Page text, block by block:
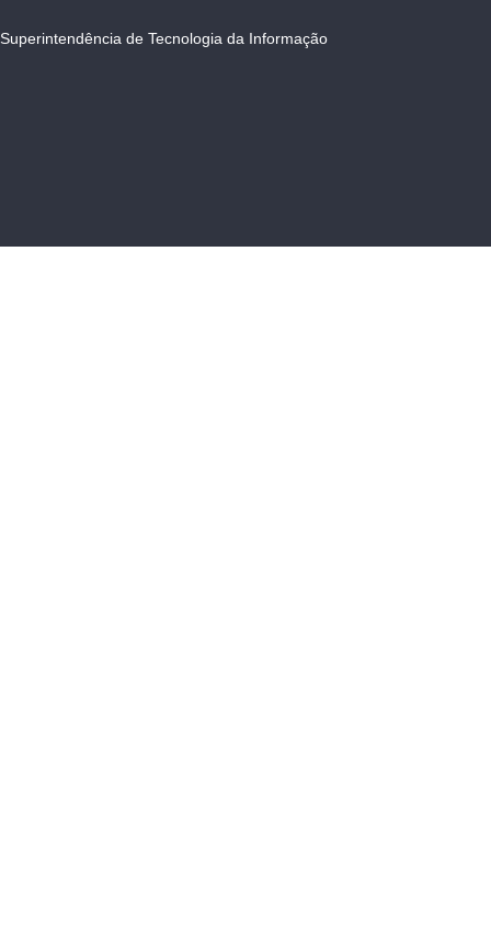
Superintendência de Tecnologia da Informação